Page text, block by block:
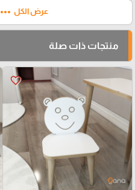
عرض الكل more_horiz
منتجات ذات صلة
favorite_border